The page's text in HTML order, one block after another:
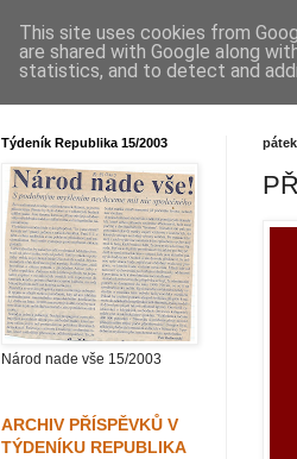
Týdeník Republika 15/2003
Národ nade vše 15/2003
ARCHIV PŘÍSPĚVKŮ V
TÝDENÍKU REPUBLIKA
This site uses cookies from
are shared with Google along
statistics, and to detect and